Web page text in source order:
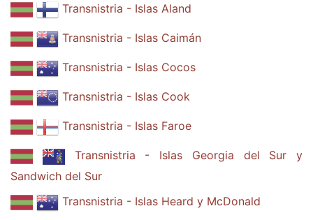
Transnistria - Islas Aland
Transnistria - Islas Caimán
Transnistria - Islas Cocos
Transnistria - Islas Cook
Transnistria - Islas Faroe
Transnistria - Islas Georgia del Sur y
Sandwich del Sur
Transnistria - Islas Heard y McDonald